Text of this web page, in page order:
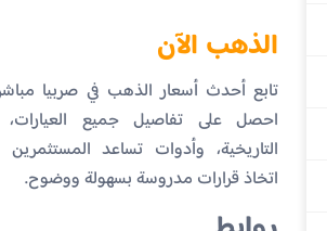
الذهب الآن
تابع أحدث أسعار الذهب في صربيا
احصل على تفاصيل جميع العيارات،
التاريخية، وأدوات تساعد المستثمرين
اتخاذ قرارات مدروسة بسهولة ووضوح.